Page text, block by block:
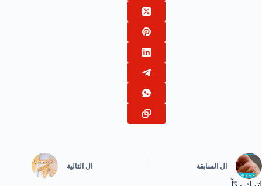
ال السابقة ال التالية